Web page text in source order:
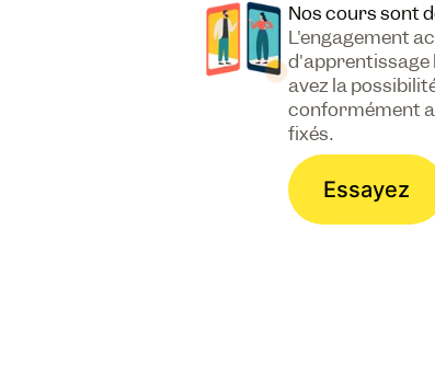
Nos cours sont
L'engagement
d'apprentissage
avez la
conformément
fixés.
Essayez